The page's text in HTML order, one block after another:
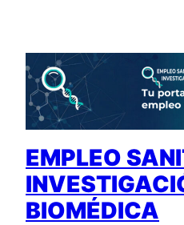
contenido
EMPLEO
BIOMÉDICA